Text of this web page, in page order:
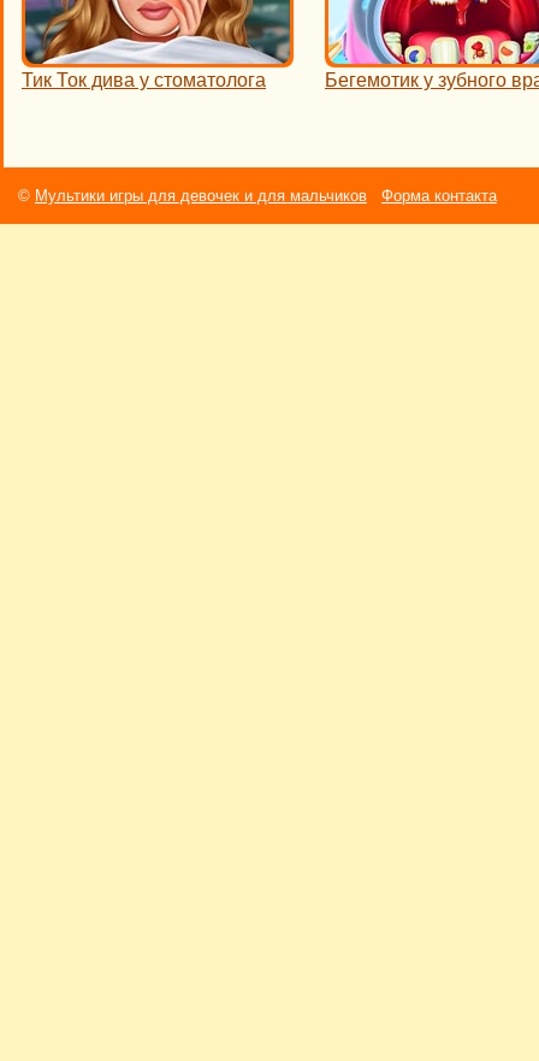
Тик Ток дива у стоматолога Бегемотик у зубного
© Мультики игры для девочек и для мальчиков Форма контакта